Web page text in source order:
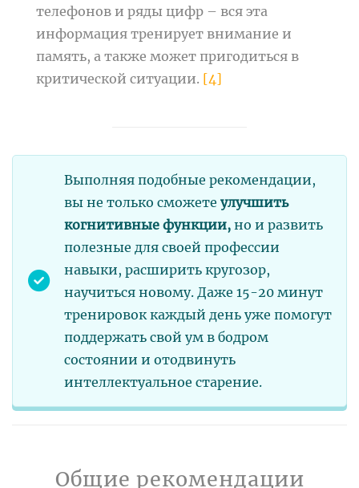
телефонов и ряды цифр – вся эта
информация тренирует внимание и
память, а также может пригодиться в
критической ситуации. [4]
Выполняя подобные рекомендации,
вы не только сможете улучшить
когнитивные функции, но и развить
полезные для своей профессии
навыки, расширить кругозор,
научиться новому. Даже 15-20 минут
тренировок каждый день уже помогут
поддержать свой ум в бодром
состоянии и отодвинуть
интеллектуальное старение.
Общие рекомендации